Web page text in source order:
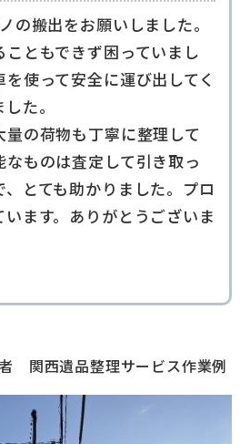
の搬出をお願いしました。
ともできず困っていまし
使って安全に運び出してく
た。
量の荷物も丁寧に整理して
ものは査定して引き取っ
とても助かりました。プロ
ます。ありがとうございま
関西遺品整理サービス作業例